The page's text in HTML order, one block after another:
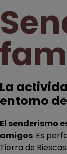
La
entorno
El senderismo
amigos. Es
Tierra de Biescas.